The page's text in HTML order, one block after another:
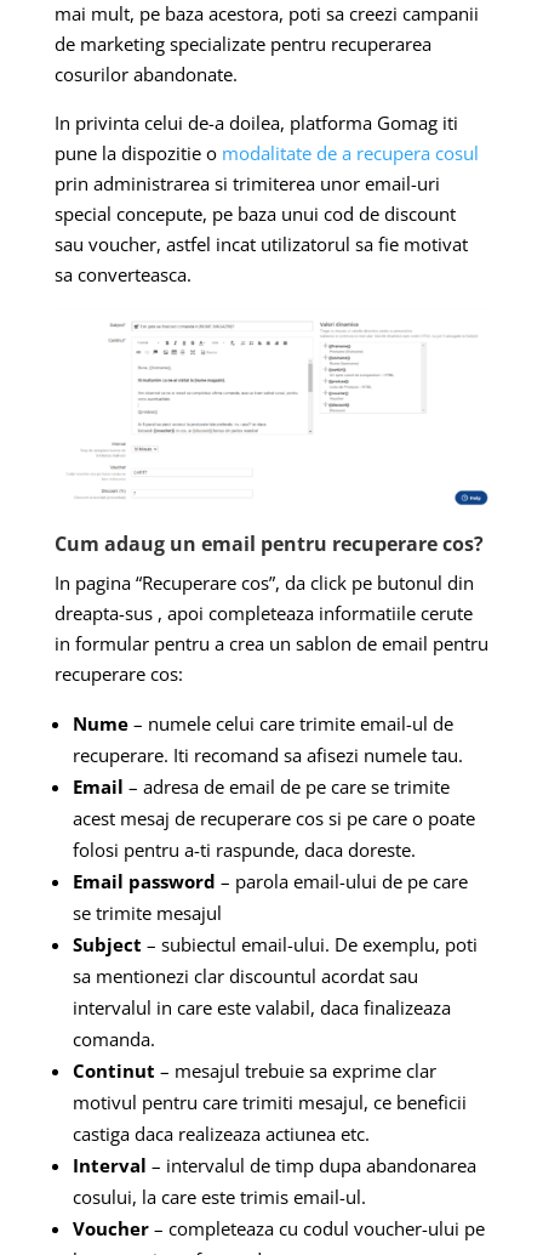
mai mult, pe baza acestora, poti sa creezi campanii
de marketing specializate pentru recuperarea
cosurilor abandonate.
In privinta celui de-a doilea, platforma Gomag iti
pune la dispozitie o modalitate de a recupera cosul
prin administrarea si trimiterea unor email-uri
special concepute, pe baza unui cod de discount
sau voucher, astfel incat utilizatorul sa fie motivat
sa converteasca.
Cum adaug un email pentru recuperare cos?
In pagina “Recuperare cos”, da click pe butonul din
dreapta-sus , apoi completeaza informatiile cerute
in formular pentru a crea un sablon de email pentru
recuperare cos:
Nume – numele celui care trimite email-ul de
recuperare. Iti recomand sa afisezi numele tau.
Email – adresa de email de pe care se trimite
acest mesaj de recuperare cos si pe care o poate
folosi pentru a-ti raspunde, daca doreste.
Email password – parola email-ului de pe care
se trimite mesajul
Subject – subiectul email-ului. De exemplu, poti
sa mentionezi clar discountul acordat sau
intervalul in care este valabil, daca finalizeaza
comanda.
Continut – mesajul trebuie sa exprime clar
motivul pentru care trimiti mesajul, ce beneficii
castiga daca realizeaza actiunea etc.
Interval – intervalul de timp dupa abandonarea
cosului, la care este trimis email-ul.
Voucher – completeaza cu codul voucher-ului pe